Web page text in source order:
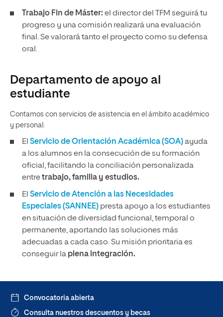
Trabajo Fin de Máster: el director del TFM seguirá tu
progreso y una comisión realizará una evaluación
final. Se valorará tanto el proyecto como su defensa
oral.
Departamento de apoyo al
estudiante
Contamos con servicios de asistencia en el ámbito académico
y personal:
El Servicio de Orientación Académica (SOA)ayuda
a los alumnos en la consecución de su formación
oficial, facilitando la conciliación personalizada
entretrabajo, familia y estudios.
El Servicio de Atención a las Necesidades
Especiales (SANNEE) presta apoyo a los estudiantes
en situación de diversidad funcional, temporal o
permanente, aportando las soluciones más
adecuadas a cada caso. Su misión prioritaria es
conseguir la plena integración.
Convocatoria abierta
Consulta nuestros descuentos y becas